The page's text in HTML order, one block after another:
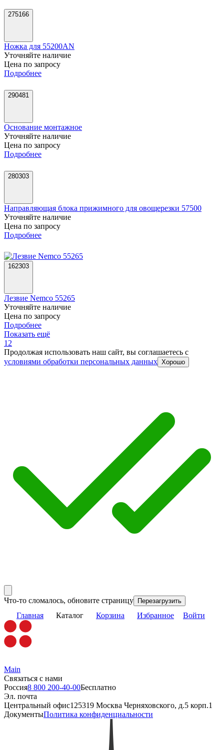
275166
Ножка для 55200AN
Уточняйте наличие
Цена по запросу
Подробнее
290481
Основание монтажное
Уточняйте наличие
Цена по запросу
Подробнее
280303
Направляющая блока прижимного для овощерезки 57500
Уточняйте наличие
Цена по запросу
Подробнее
162303
Лезвие Nemco 55265
Уточняйте наличие
Цена по запросу
Подробнее
Показать ещё
1 2
Продолжая использовать наш сайт, вы соглашаетесь c
условиями обработки персональных данных Хорошо
Что-то сломалось, обновите страницу Перезагрузить
Главная Каталог Корзина Избранное Войти
Main
Связаться с нами
Россия8 800 200-40-00Бесплатно
Эл. почта
Центральный офис125319 Москва Черняховского, д.5 корп.1
ДокументыПолитика конфиденциальности